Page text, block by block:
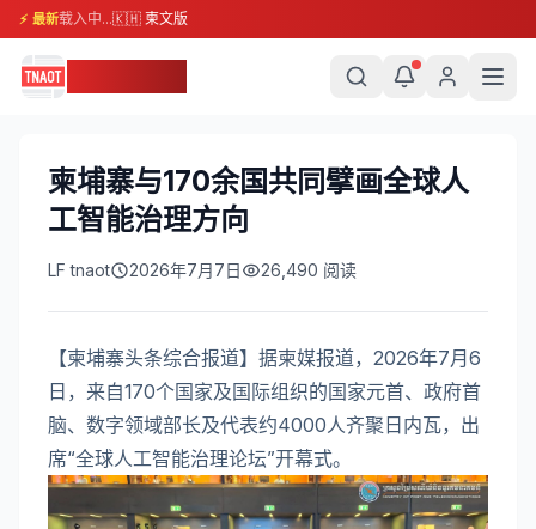
⚡ 最新载入中...🇰🇭 柬文版
柬埔寨与170余国共同擘画全球人
工智能治理方向
LF tnaot 2026年7月7日 26,490 阅读
【柬埔寨头条综合报道】据柬媒报道，2026年7月6
日，来自170个国家及国际组织的国家元首、政府首
脑、数字领域部长及代表约4000人齐聚日内瓦，出
席“全球人工智能治理论坛”开幕式。